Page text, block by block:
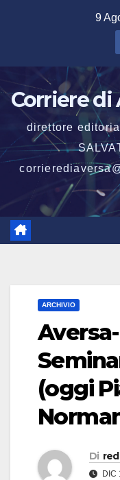
9
Corriere di
direttore
ARCHIVIO
Aversa-
(oggi
Di red
DIC